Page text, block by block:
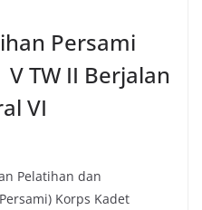
Persami
TW II Berjalan
VI
Pelatihan dan
Korps Kadet